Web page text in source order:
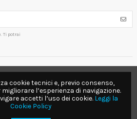
Ti potrai
cookie tecnici e, previo consenso,
l’esperienza di navigazione.
accetti l’uso dei cookie. Leggi la
Cookie Policy